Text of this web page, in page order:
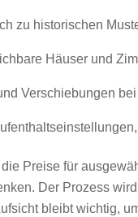
zu historischen
Häuser und
Verschiebungen
Preise für
Der Prozess
bleibt wichtig,